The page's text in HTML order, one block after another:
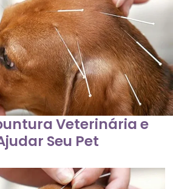
Veterinária e
Seu Pet